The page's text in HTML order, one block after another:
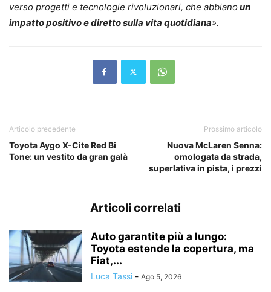
verso progetti e tecnologie rivoluzionari, che abbianoun
impatto positivo e diretto sulla vita quotidiana».
Articolo precedente
Toyota Aygo X-Cite Red Bi
Tone: un vestito da gran galà
Prossimo articolo
Nuova McLaren Senna:
omologata da strada,
superlativa in pista, i prezzi
Articoli correlati
Auto garantite più a lungo:
Toyota estende la copertura, ma
Fiat,...
Luca Tassi - Ago 5, 2026